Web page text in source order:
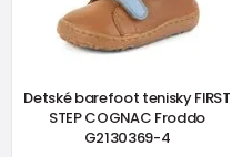
Detské barefoot tenisky FIRST
STEP COGNAC Froddo
G2130369-4